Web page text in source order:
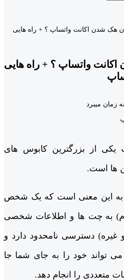
هک شدن اکانت واتساپ ؟ + راه هایی
واتساپ ؟ + راه هایی
از بزرگترین کابوس های
ها است.
به این معنی است که یک شخص
به چت ها و اطلاعات شخصی
دسترسی نامحدود دارد و
تواند خود را به جای شما جا
متعددی را انجام دهد.